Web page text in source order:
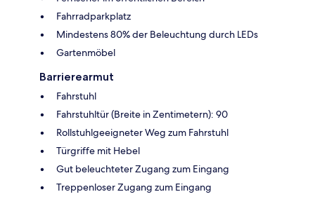
Fahrradparkplatz
Mindestens 80% der Beleuchtung durch LEDs
Gartenmöbel
Barrierearmut
Fahrstuhl
Fahrstuhltür (Breite in Zentimetern): 90
Rollstuhlgeeigneter Weg zum Fahrstuhl
Türgriffe mit Hebel
Gut beleuchteter Zugang zum Eingang
Treppenloser Zugang zum Eingang